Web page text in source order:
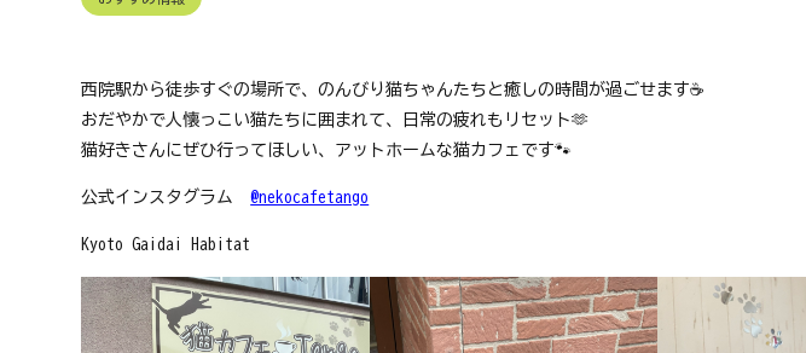
西院駅から徒歩すぐの場所で、のんびり猫ちゃんたちと癒しの時間が過ごせます☕
おだやかで人懐っこい猫たちに囲まれて、日常の疲れもリセット🫶
猫好きさんにぜひ行ってほしい、アットホームな猫カフェです🐾
公式インスタグラム @nekocafetango
Kyoto Gaidai Habitat